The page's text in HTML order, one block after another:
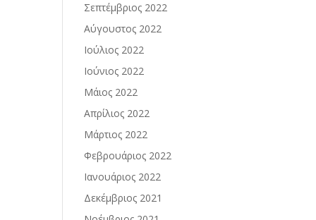
Σεπτέμβριος 2022
Αύγουστος 2022
Ιούλιος 2022
Ιούνιος 2022
Μάιος 2022
Απρίλιος 2022
Μάρτιος 2022
Φεβρουάριος 2022
Ιανουάριος 2022
Δεκέμβριος 2021